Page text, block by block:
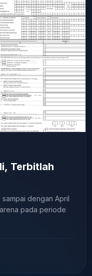
Terbitlah
sampai dengan April
pada periode